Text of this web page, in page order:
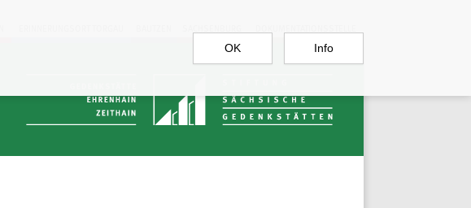
OK Info